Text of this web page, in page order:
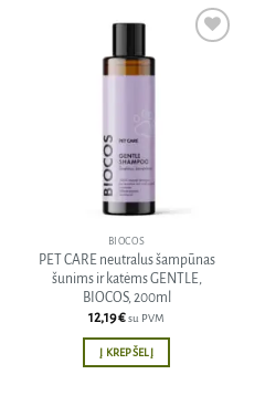
BIOCOS
PET CARE neutralus šampūnas
šunims ir katėms GENTLE,
BIOCOS, 200ml
12,19€su PVM
Į KREPŠELĮ